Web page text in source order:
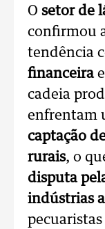
O setor de
confirmou
tendência
financeira
cadeia
enfrentam
captação
rurais, o
disputa
indústrias